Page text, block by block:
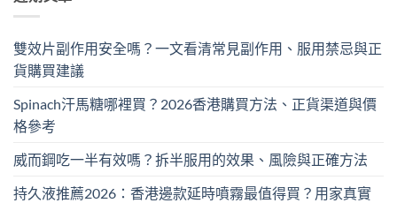
雙效片副作用安全嗎？一文看清常見副作用、服用禁忌與正
貨購買建議
Spinach汗馬糖哪裡買？2026香港購買方法、正貨渠道與價
格參考
威而鋼吃一半有效嗎？拆半服用的效果、風險與正確方法
持久液推薦2026：香港邊款延時噴霧最值得買？用家真實